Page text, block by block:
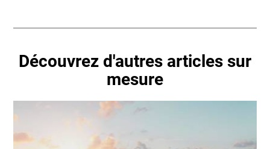
Découvrez d'autres articles sur
mesure